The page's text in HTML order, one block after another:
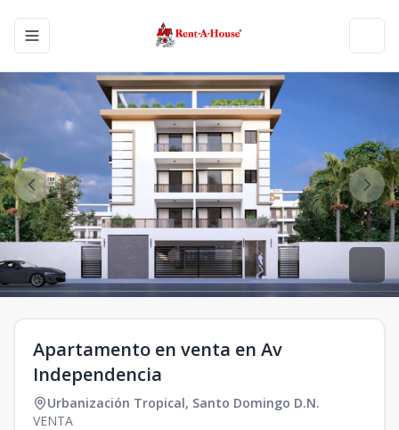
Toggle navigation menu
Apartamento en venta en Av
Independencia
Urbanización Tropical, Santo Domingo D.N.
VENTA